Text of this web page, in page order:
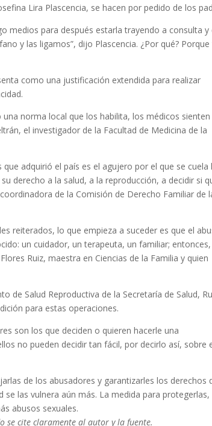
Lira Plascencia, se hacen por pedido de los
medios para después estarla trayendo a consulta y
y las ligamos”, dijo Plascencia. ¿Por qué? Porque
como una justificación extendida para realizar
norma local que los habilita, los médicos sienten
el investigador de la Facultad de Medicina de la
adquirió el país es el agujero por el que se cuela
derecho a la salud, a la reproducción, a decidir si
de la Comisión de Derecho Familiar de
reiterados, lo que empieza a suceder es que el
un cuidador, un terapeuta, un familiar;
Ruiz, maestra en Ciencias de la Familia y quien
de Salud Reproductiva de la Secretaría de Salud,
para estas operaciones.
son los que deciden o quieren hacerle una
no pueden decidir tan fácil, por decirlo así, sobre
de los abusadores y garantizarles los derechos
las vulnera aún más. La medida para protegerlas,
abusos sexuales.
se cite claramente al autor y la fuente.